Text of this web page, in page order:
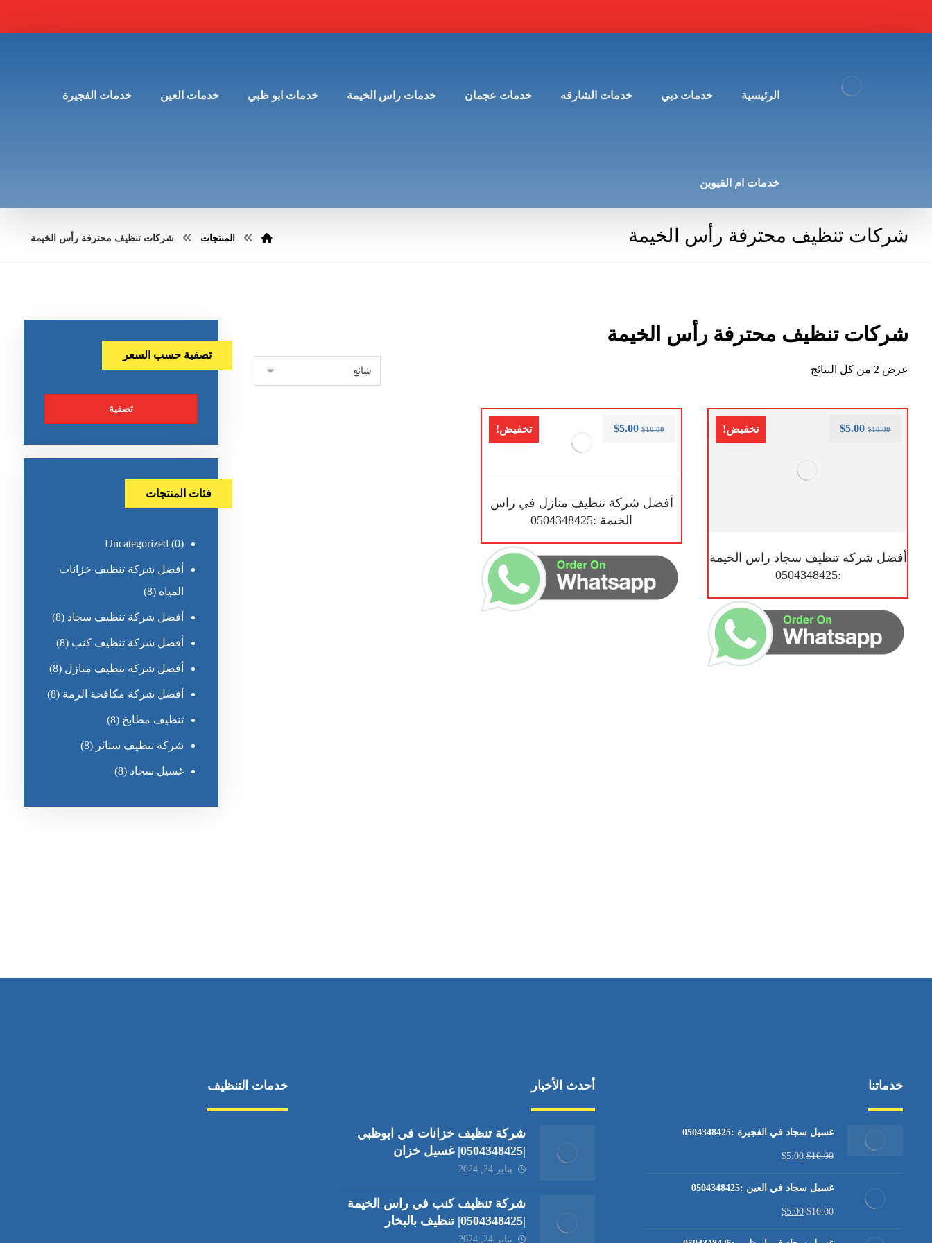
الرئيسية خدمات دبي خدمات الشارقه خدمات عجمان خدمات راس الخيمة خدمات ابو ظبي خدمات العين خدمات الفجيرة
خدمات ام القيوين
شركات تنظيف محترفة رأس الخيمة المنتجات شركات تنظيف محترفة رأس الخيمة
شركات تنظيف محترفة رأس الخيمة
عرض ⁦2⁩ من كل النتائج
تخفيض!
أفضل شركة تنظيف سجاد راس الخيمة
:0504348425
$10.00
$5.00 تخفيض!
أفضل شركة تنظيف منازل في راس
الخيمة :0504348425
$10.00
$5.00
تصفية حسب السعر
تصفية
فئات المنتجات
Uncategorized (0)
أفضل شركة تنظيف خزانات
المياه (8)
أفضل شركة تنظيف سجاد (8)
أفضل شركة تنظيف كنب (8)
أفضل شركة تنظيف منازل (8)
أفضل شركة مكافحة الرمة (8)
تنظيف مطابخ (8)
شركة تنظيف ستائر (8)
غسيل سجاد (8)
خدماتنا
غسيل سجاد في الفجيرة :0504348425
$10.00
$5.00
غسيل سجاد في العين :0504348425
$10.00
$5.00
أحدث الأخبار
شركة تنظيف خزانات في ابوظبي
|0504348425| غسيل خزان
يناير 24, 2024
شركة تنظيف كنب في راس الخيمة
|0504348425| تنظيف بالبخار
يناير 24, 2024
خدمات التنظيف